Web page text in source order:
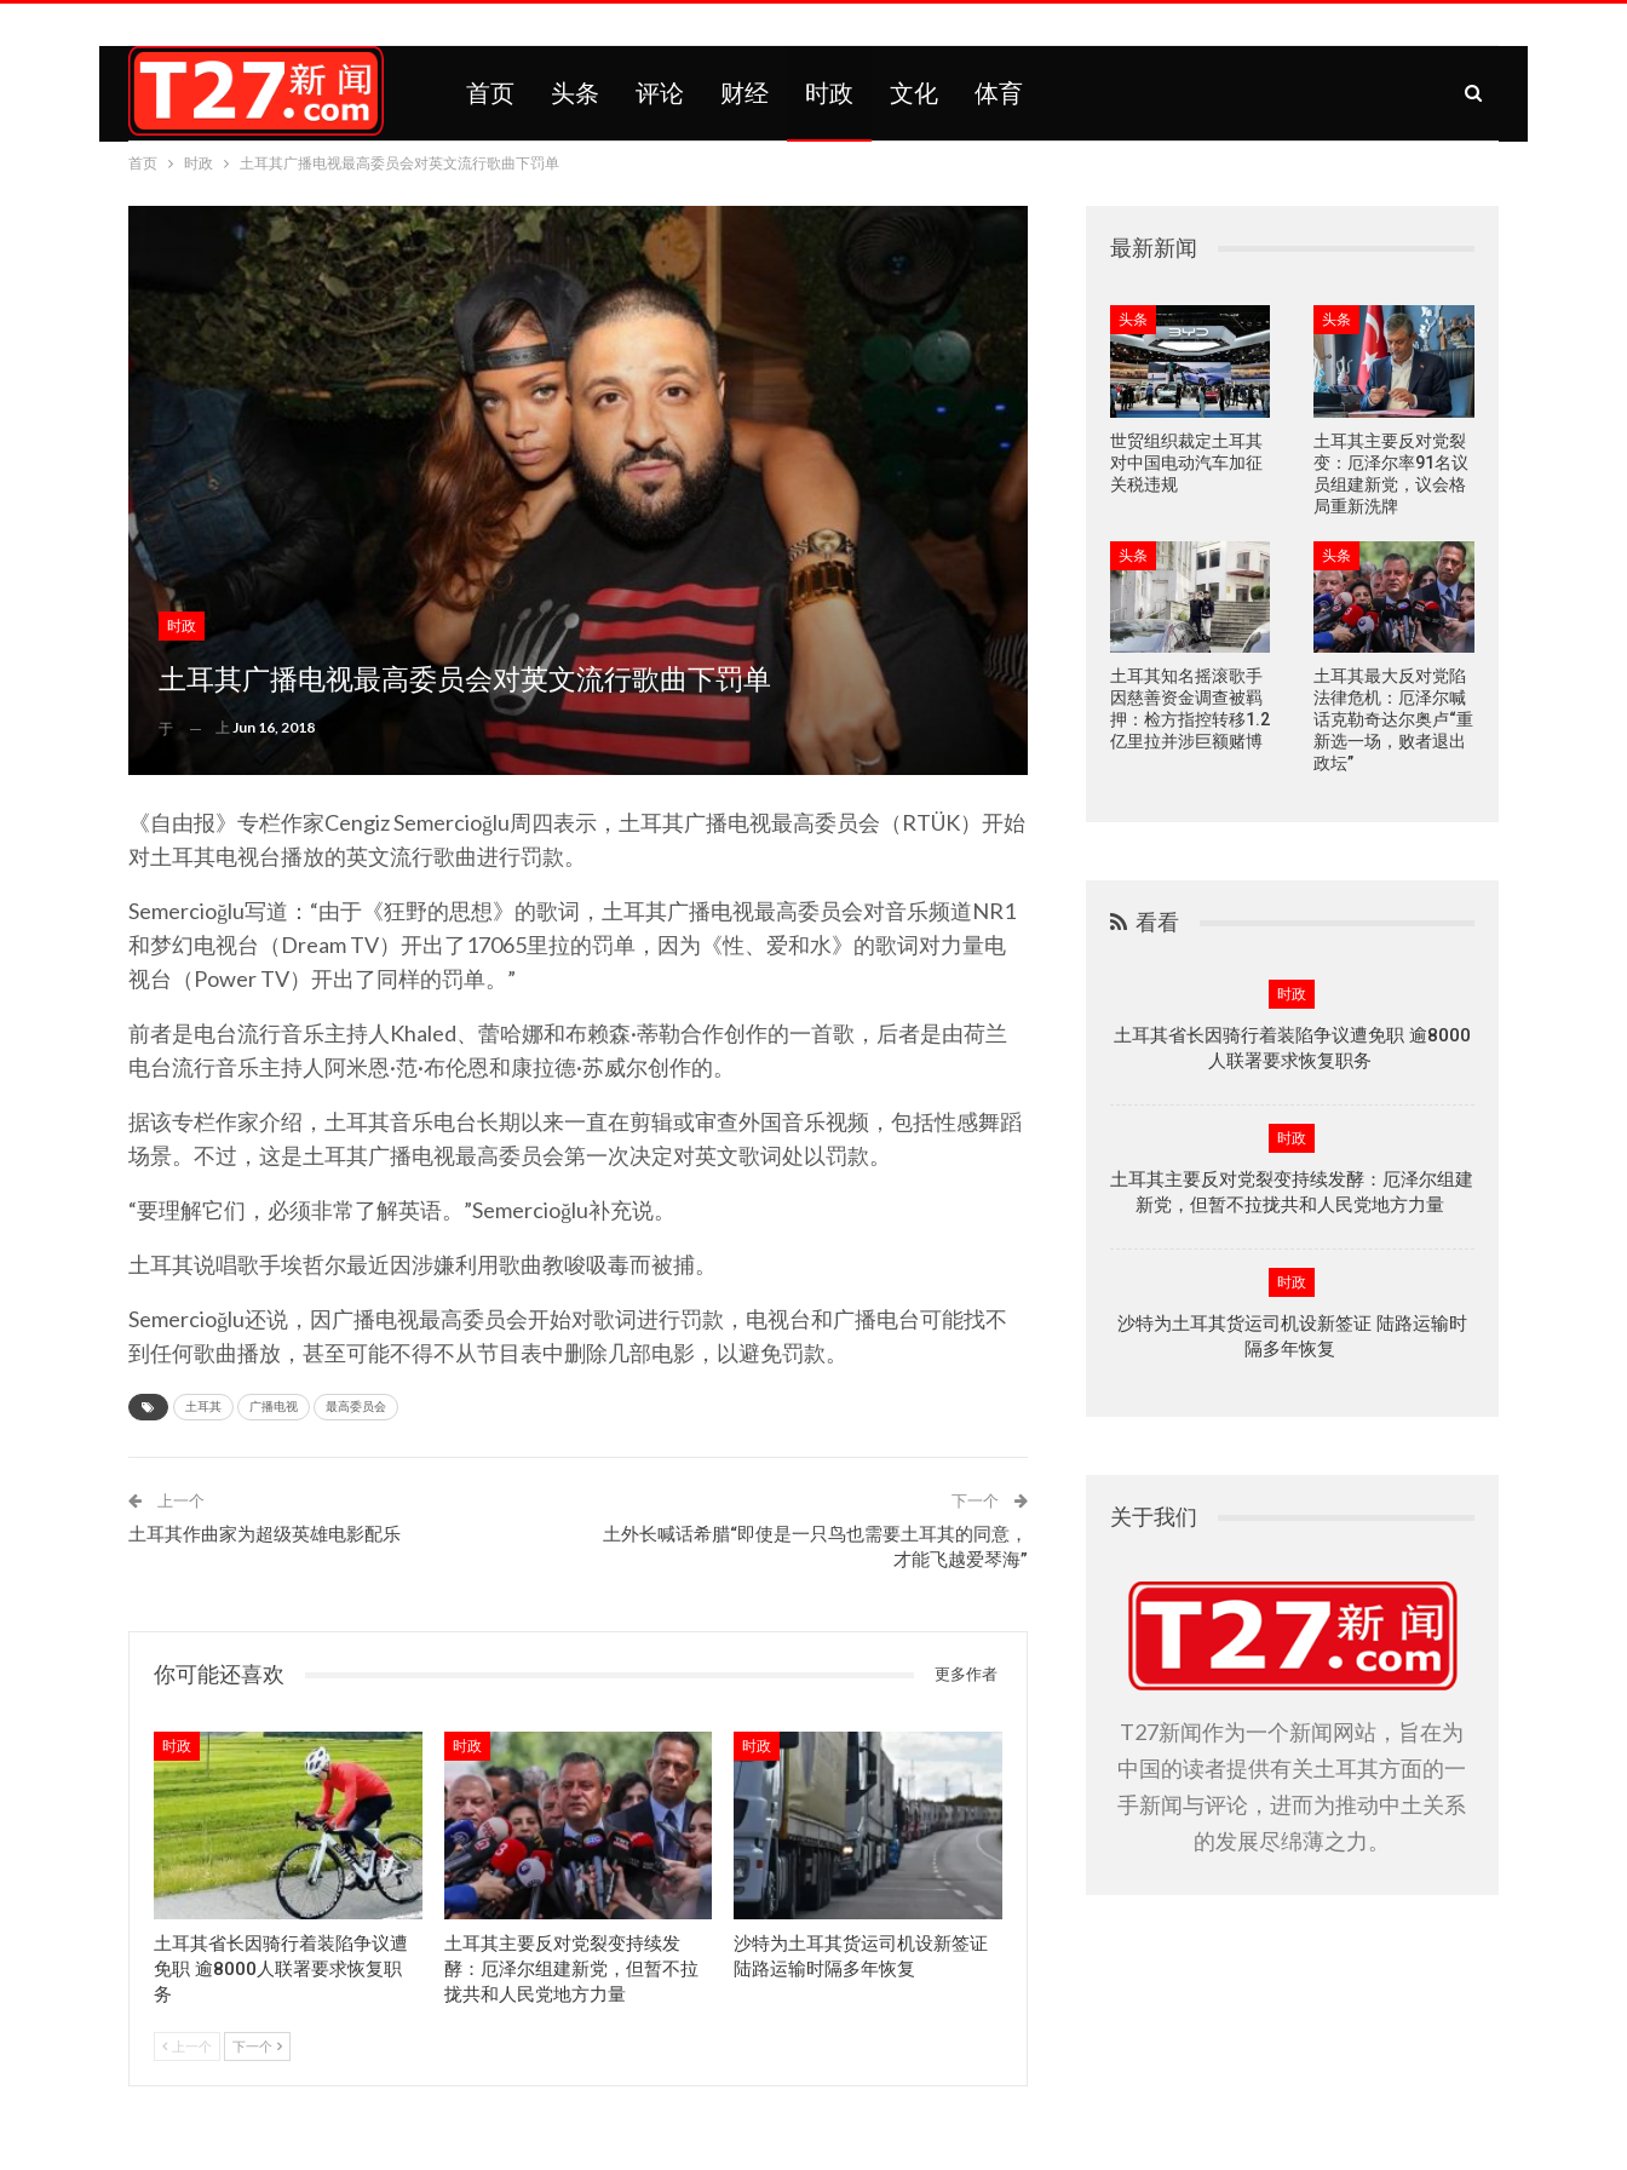
首页 头条 评论 财经 时政 文化 体育
首页 时政 土耳其广播电视最高委员会对英文流行歌曲下罚单
时政
土耳其广播电视最高委员会对英文流行歌曲下罚单
于 上 Jun 16, 2018
《自由报》专栏作家Cengiz Semercioğlu周四表示，土耳其广播电视最高委员会（RTÜK）开始
对土耳其电视台播放的英文流行歌曲进行罚款。
Semercioğlu写道：“由于《狂野的思想》的歌词，土耳其广播电视最高委员会对音乐频道NR1
和梦幻电视台（Dream TV）开出了17065里拉的罚单，因为《性、爱和水》的歌词对力量电
视台（Power TV）开出了同样的罚单。”
前者是电台流行音乐主持人Khaled、蕾哈娜和布赖森·蒂勒合作创作的一首歌，后者是由荷兰
电台流行音乐主持人阿米恩·范·布伦恩和康拉德·苏威尔创作的。
据该专栏作家介绍，土耳其音乐电台长期以来一直在剪辑或审查外国音乐视频，包括性感舞蹈
场景。不过，这是土耳其广播电视最高委员会第一次决定对英文歌词处以罚款。
“要理解它们，必须非常了解英语。”Semercioğlu补充说。
土耳其说唱歌手埃哲尔最近因涉嫌利用歌曲教唆吸毒而被捕。
Semercioğlu还说，因广播电视最高委员会开始对歌词进行罚款，电视台和广播电台可能找不
到任何歌曲播放，甚至可能不得不从节目表中删除几部电影，以避免罚款。
土耳其 广播电视 最高委员会
上一个
土耳其作曲家为超级英雄电影配乐
下一个
土外长喊话希腊“即使是一只鸟也需要土耳其的同意，
才能飞越爱琴海”
你可能还喜欢 更多作者
时政
土耳其省长因骑行着装陷争议遭
免职 逾8000人联署要求恢复职
务
时政
土耳其主要反对党裂变持续发
酵：厄泽尔组建新党，但暂不拉
拢共和人民党地方力量
时政
沙特为土耳其货运司机设新签证
陆路运输时隔多年恢复
上一个 下一个
最新新闻
头条
世贸组织裁定土耳其
对中国电动汽车加征
关税违规
头条
土耳其主要反对党裂
变：厄泽尔率91名议
员组建新党，议会格
局重新洗牌
头条
土耳其知名摇滚歌手
因慈善资金调查被羁
押：检方指控转移1.2
亿里拉并涉巨额赌博
头条
土耳其最大反对党陷
法律危机：厄泽尔喊
话克勒奇达尔奥卢“重
新选一场，败者退出
政坛”
看看
时政
土耳其省长因骑行着装陷争议遭免职 逾8000
人联署要求恢复职务
时政
土耳其主要反对党裂变持续发酵：厄泽尔组建
新党，但暂不拉拢共和人民党地方力量
时政
沙特为土耳其货运司机设新签证 陆路运输时
隔多年恢复
关于我们
T27新闻作为一个新闻网站，旨在为
中国的读者提供有关土耳其方面的一
手新闻与评论，进而为推动中土关系
的发展尽绵薄之力。